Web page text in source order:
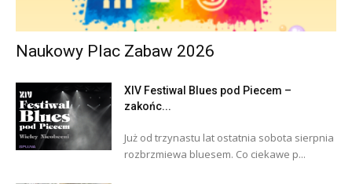
Naukowy Plac Zabaw 2026
XIV Festiwal Blues pod Piecem –
zakońc...
Już od trzynastu lat ostatnia sobota sierpnia
rozbrzmiewa bluesem. Co ciekawe p...